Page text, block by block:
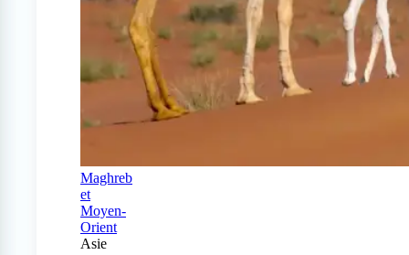
Maghreb
et
Moyen-
Orient
Asie